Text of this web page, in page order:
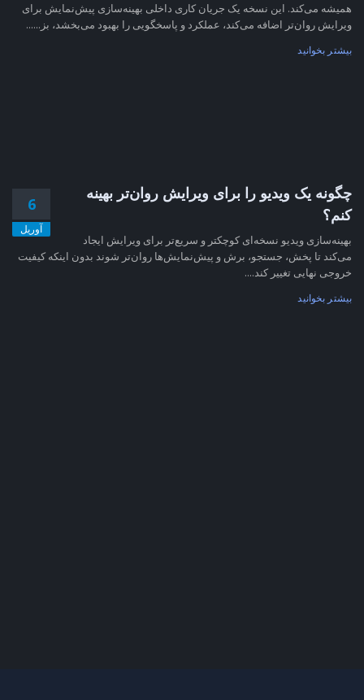
همیشه می‌کند. این نسخه یک جریان کاری داخلی بهینه‌سازی پیش‌نمایش برای
ویرایش روان‌تر اضافه می‌کند، عملکرد و پاسخگویی را بهبود می‌بخشد، بز......
بیشتر بخوانید
6
آوریل
چگونه یک ویدیو را برای ویرایش روان‌تر بهینه
کنم؟
بهینه‌سازی ویدیو نسخه‌ای کوچکتر و سریع‌تر برای ویرایش ایجاد
می‌کند تا پخش، جستجو، برش و پیش‌نمایش‌ها روان‌تر شوند بدون اینکه کیفیت
خروجی نهایی تغییر کند....
بیشتر بخوانید